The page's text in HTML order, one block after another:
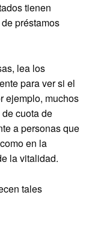
tienen
préstamos
lea los
para ver si el
ejemplo, muchos
cuota de
a personas que
en la
la vitalidad.
tales